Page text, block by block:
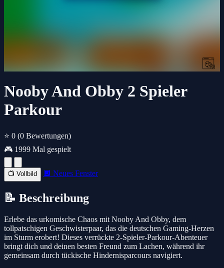
Nooby And Obby 2 Spieler
Parkour
⭐ 0 (0 Bewertungen)
🎮 1999 Mal gespielt
📺 Vollbild 🔲 Neues Fenster
📝 Beschreibung
Erlebe das urkomische Chaos mit Nooby And Obby, dem
tollpatschigen Geschwisterpaar, das die deutschen Gaming-Herzen
im Sturm erobert! Dieses verrückte 2-Spieler-Parkour-Abenteuer
bringt dich und deinen besten Freund zum Lachen, während ihr
gemeinsam durch tückische Hindernisparcours navigiert.